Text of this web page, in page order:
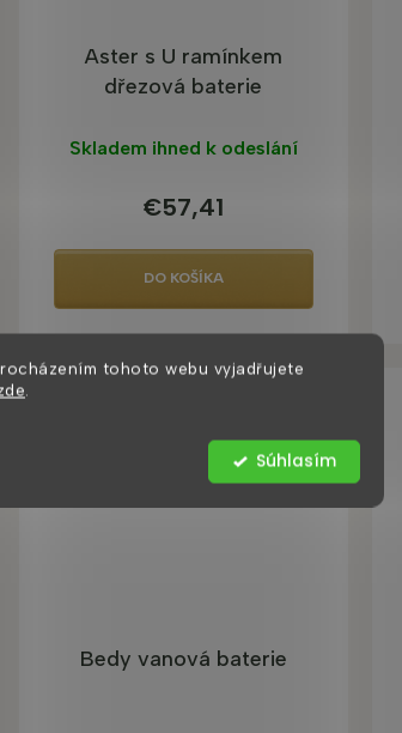
tohoto webu vyjadřujete
.
Súhlasím
Aster s U ramínkem
dřezová baterie
Skladem ihned k odeslání
€57,41
DO KOŠÍKA
Bedy vanová baterie